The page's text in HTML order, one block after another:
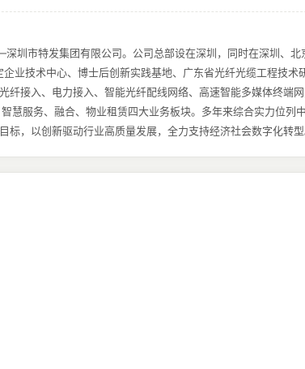
圳市特发集团有限公司。公司总部设在深圳，同时在深圳、北
业技术中心、博士后创新实践基地、广东省光纤光缆工程技术
接入、电力接入、智能光纤配线网络、高速智能多媒体终端
慧服务、融合、物业租赁四大业务板块。多年来综合实力位列
，以创新驱动行业高质量发展，全力支持经济社会数字化转型